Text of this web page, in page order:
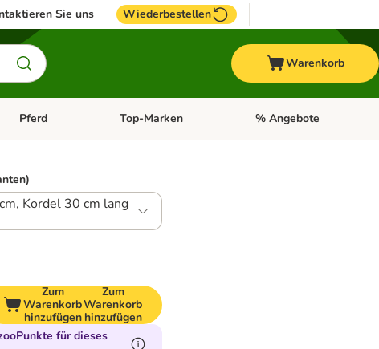
Sie uns Wiederbestellen
Warenkorb
Fisch
Kategorie-Menü öffnen: Vogel
Pferd Kategorie-Menü öffnen: Pferd
Top-Marken Kategorie-Menü öffnen:
% Angebote
Kordel 30 cm lang
Zum
Warenkorb
hinzufügen
Zum
Warenkorb
hinzufügen
für dieses